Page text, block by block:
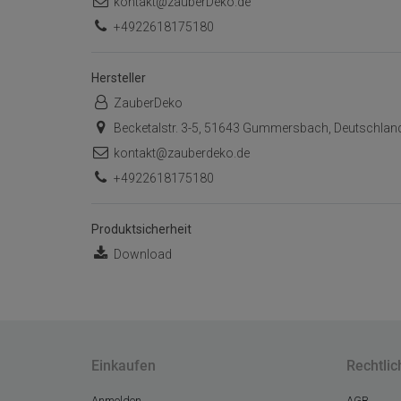
+4922618175180
Hersteller
ZauberDeko
Becketalstr. 3-5, 51643 Gummersbach,
kontakt@zauberdeko.de
+4922618175180
Produktsicherheit
Download
Einkaufen